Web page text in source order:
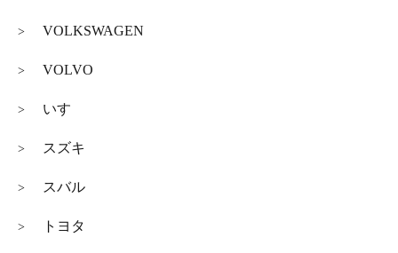
> VOLKSWAGEN
> VOLVO
> いすゞ
> スズキ
> スバル
> トヨタ